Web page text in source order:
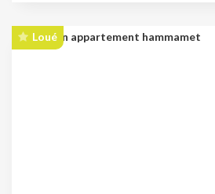
Loué